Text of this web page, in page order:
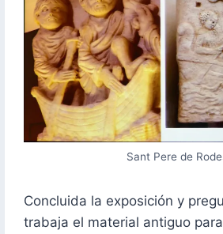
Sant Pere de
Concluida la exposición y
trabaja el material antiguo